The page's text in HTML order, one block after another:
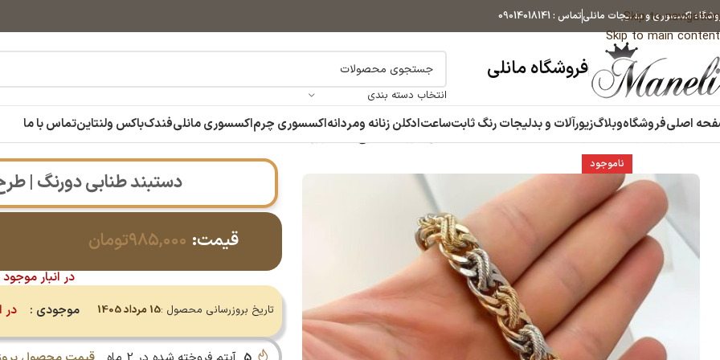
Skip to navigation
Skip to main content
اکسسوری و بدلیجات مانلیتماس : 09014018141
فروشگاه مانلی
انتخاب دسته بندی
اصلیفروشگاهوبلاگزیورآلات و بدلیجات رنگ ثابتساعتادکلن زنانه ومردانهاکسسوری چرماکسسوری مانلیفندکباکس ولنتاینتماس با ما
زیورآلات و بدلیجات رنگ ثابت دستبند طنابی دورنگ | طرح طلا | ژوپینگ 14011011
ناموجود
دستبند طنابی دورنگ | طرح طلا
قیمت: ۹۸۵,۰۰۰تومان
در انبار
15 مرداد 1405تاریخ بروزرسانی محصول : موجودی : در